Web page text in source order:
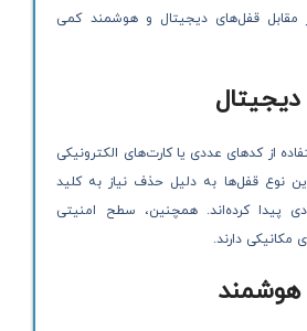
مقابل قفل‌های دیجیتال و هوشمند کمی
از کدهای عددی یا کارت‌های الکترونیکی
نوع قفل‌ها به دلیل حذف نیاز به کلید
پیدا کرده‌اند. همچنین، سطح امنیتی
مکانیکی دارند.